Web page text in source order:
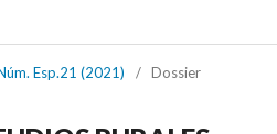
Esp.21 (2021) / Dossier